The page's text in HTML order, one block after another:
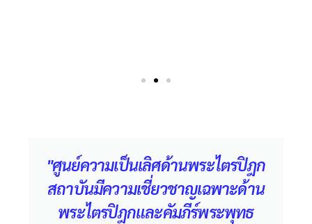
"ศูนย์ความเป็นเลิศด้านพระไตรปิฎก
สถาบันมีความเชี่ยวชาญเฉพาะด้าน
พระไตรปิฎกและคัมภีร์พระพุทธ